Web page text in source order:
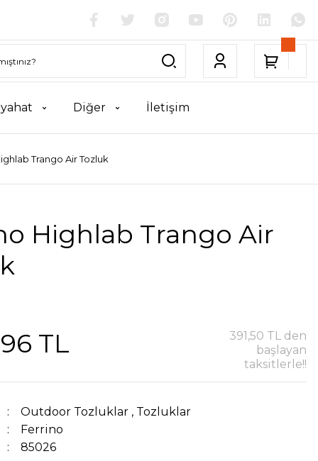
Diğer İletişim
Trango Air Tozluk
Highlab Trango Air
TL
391,50 TL den
başlayan
taksitlerle!!
Outdoor Tozluklar , Tozluklar
Ferrino
85026